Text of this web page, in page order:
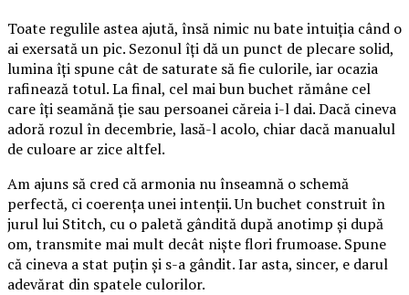
Toate regulile astea ajută, însă nimic nu bate intuiția când o
ai exersată un pic. Sezonul îți dă un punct de plecare solid,
lumina îți spune cât de saturate să fie culorile, iar ocazia
rafinează totul. La final, cel mai bun buchet rămâne cel
care îți seamănă ție sau persoanei căreia i-l dai. Dacă cineva
adoră rozul în decembrie, lasă-l acolo, chiar dacă manualul
de culoare ar zice altfel.
Am ajuns să cred că armonia nu înseamnă o schemă
perfectă, ci coerența unei intenții. Un buchet construit în
jurul lui Stitch, cu o paletă gândită după anotimp și după
om, transmite mai mult decât niște flori frumoase. Spune
că cineva a stat puțin și s-a gândit. Iar asta, sincer, e darul
adevărat din spatele culorilor.